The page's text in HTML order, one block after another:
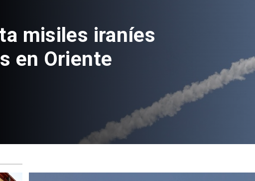
misiles iraníes
en Oriente